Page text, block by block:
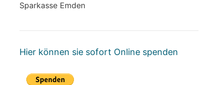
Sparkasse Emden
Hier können sie sofort Online spenden